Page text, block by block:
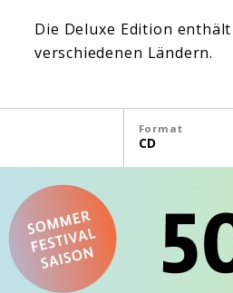
Die Deluxe Edition
verschiedenen Ländern.
Format
CD